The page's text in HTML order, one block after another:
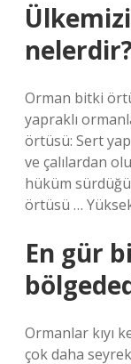
Orman bitki
yapraklı
örtüsü: Sert
ve çalılardan
hüküm
örtüsü …
En gür
Ormanlar kıyı
çok daha